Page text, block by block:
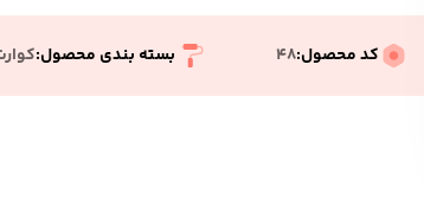
کد محصول:48 بسته بندی محصول:کوارت (۱